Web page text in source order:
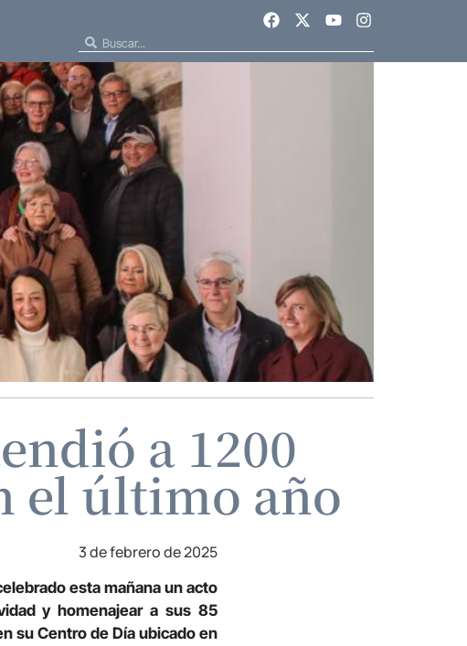
a 1200
el último año
3 de febrero de 2025
esta mañana un acto
y homenajear a sus 85
su Centro de Día ubicado en